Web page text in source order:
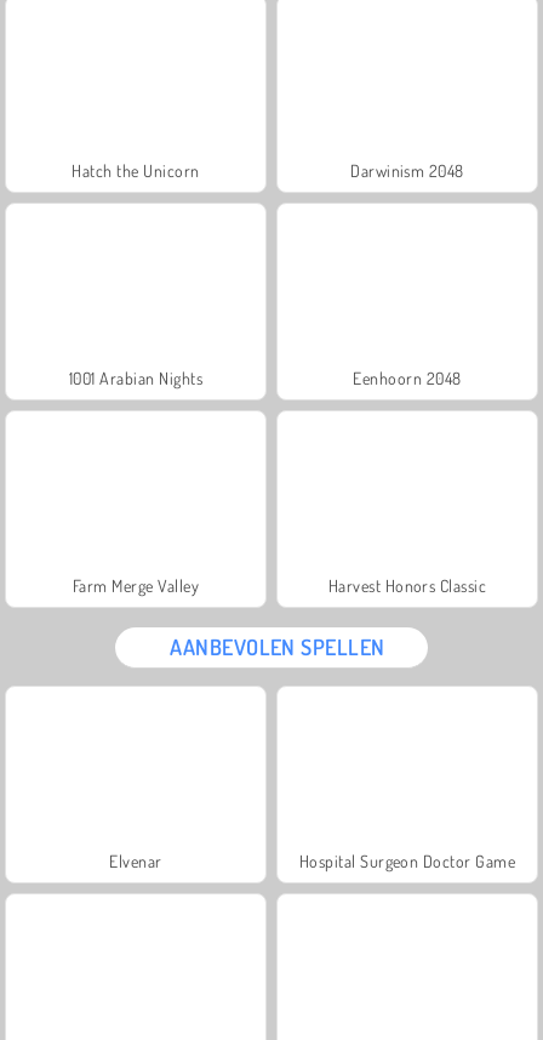
Hatch the Unicorn Darwinism 2048
1001 Arabian Nights Eenhoorn 2048
Farm Merge Valley Harvest Honors Classic
AANBEVOLEN SPELLEN
Elvenar Hospital Surgeon Doctor Game